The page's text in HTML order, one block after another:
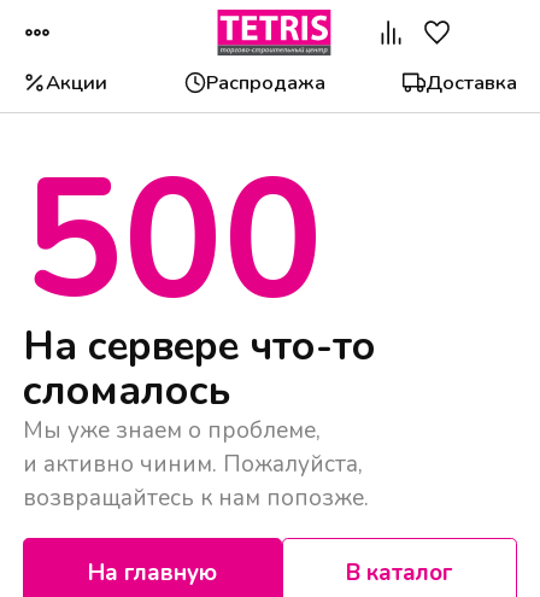
Акции Распродажа Доставка
500
На сервере что-то
сломалось
Мы уже знаем о проблеме,
и активно чиним. Пожалуйста,
возвращайтесь к нам попозже.
На главную В каталог